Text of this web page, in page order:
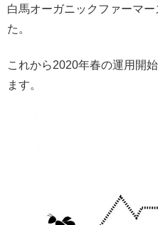
白馬オーガニックファーマ
た。
これから2020年春の運用開
ます。